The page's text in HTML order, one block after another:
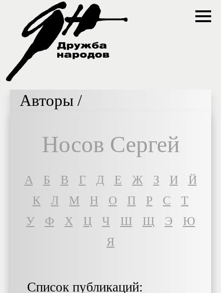
Авторы /
Носов Сергей
A Б В Г Д Е Ж З И
Й
К
Л М Н О П Р С
Т
У
Ф Х Ц Ч Ш Щ Э
Ю
Я
Список публикаций: